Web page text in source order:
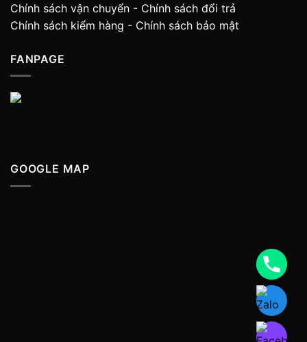
Chính sách vận chuyển - Chính sách đổi trả
Chính sách kiểm hàng - Chính sách bảo mật
FANPAGE
GOOGLE MAP